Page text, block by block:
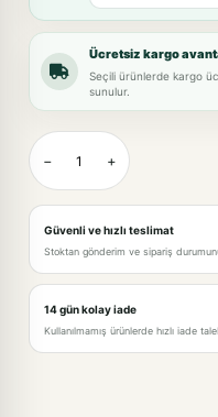
Ücretsiz kargo
Seçili ürünlerde kargo
sunulur.
− +
Güvenli ve hızlı teslimat
Stoktan gönderim ve sipariş
14 gün kolay iade
Kullanılmamış ürünlerde hızlı iade